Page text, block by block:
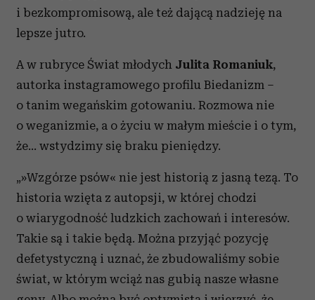
i bezkompromisową, ale też dającą nadzieję na
lepsze jutro.
A w rubryce Świat młodych Julita Romaniuk,
autorka instagramowego profilu Biedanizm –
o tanim wegańskim gotowaniu. Rozmowa nie
o weganizmie, a o życiu w małym mieście i o tym,
że… wstydzimy się braku pieniędzy.
„»Wzgórze psów« nie jest historią z jasną tezą. To
historia wzięta z autopsji, w której chodzi
o wiarygodność ludzkich zachowań i interesów.
Takie są i takie będą. Można przyjąć pozycję
defetystyczną i uznać, że zbudowaliśmy sobie
świat, w którym wciąż nas gubią nasze własne